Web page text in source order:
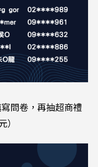
問卷，再抽超商禮
）